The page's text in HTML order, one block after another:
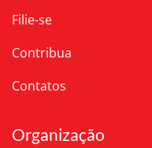
Filie-se
Contribua
Contatos
Organização